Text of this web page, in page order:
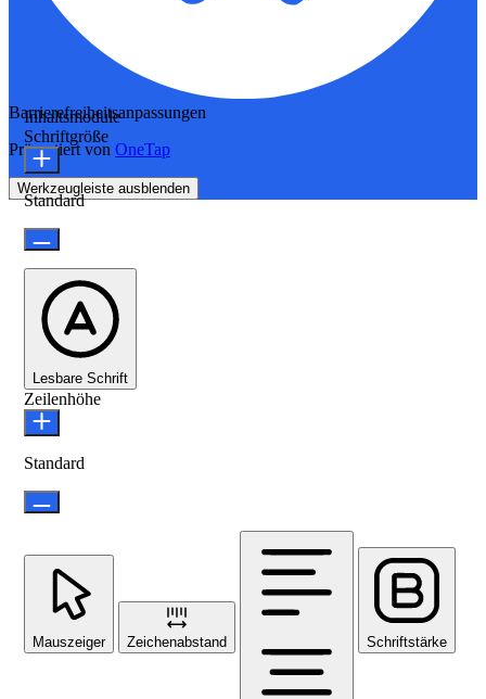
Barrierefreiheitsanpassungen
Präsentiert von OneTap
Werkzeugleiste ausblenden
Inhaltsmodule
Schriftgröße
Standard
Lesbare Schrift
Zeilenhöhe
Standard
Mauszeiger Zeichenabstand Schriftstärke